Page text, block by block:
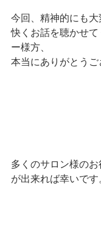
今回、精神的にも大
快くお話を聴かせ
ー様方、
本当にありがとうご
多くのサロン様の
が出来れば幸いです